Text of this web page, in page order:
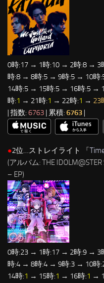
0時:17 → 1時:10 → 2時:8 →
時:8 → 8時:5 → 9時:5 → 10時
14時:5 → 15時:5 → 16時:5 →
時:1 → 21時:1 → 22時:1 → 23
| 指数: 6763 | 累積: 6763 |
●2位…ストレイライト 「
(アルバム: THE IDOLM@STER
– EP)
0時:23 → 1時:17 → 2時:9 →
時:4 → 8時:4 → 9時:3 → 10時
14時:1 → 15時:1 → 16時:1 →